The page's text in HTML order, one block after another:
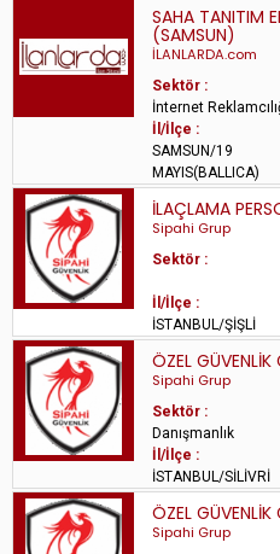
SAHA TANITIM
(SAMSUN)
İLANLARDA.com
Sektör :
İnternet
İl/İlçe :
SAMSUN/19
MAYIS(BALLICA)
İLAÇLAMA
Sipahi Grup
Sektör :
İl/İlçe :
İSTANBUL/ŞİŞLİ
ÖZEL GÜVENLİK
Sipahi Grup
Sektör :
Danışmanlık
İl/İlçe :
İSTANBUL/SİLİVRİ
ÖZEL
Sipahi Grup